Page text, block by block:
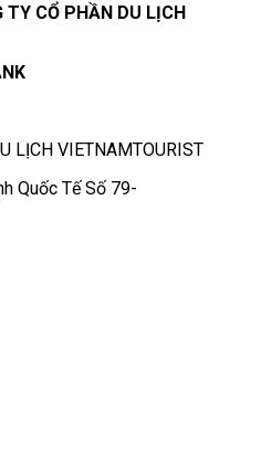
TY CỔ PHẦN DU LỊCH
LỊCH VIETNAMTOURIST
Quốc Tế Số 79-